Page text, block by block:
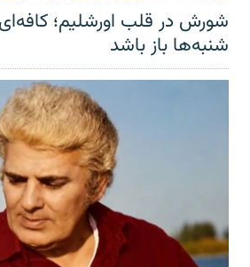
شورش در قلب اورشلیم؛
شنبه‌ها باز باشد